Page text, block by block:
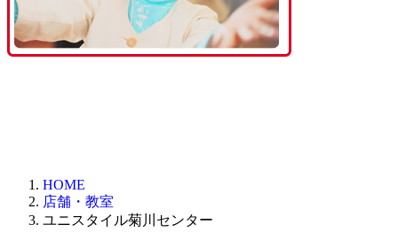
HOME
店舗・教室
ユニスタイル菊川センター